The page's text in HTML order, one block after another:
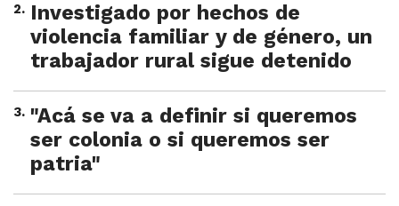
2. Investigado por hechos de
violencia familiar y de género, un
trabajador rural sigue detenido
3. "Acá se va a definir si queremos
ser colonia o si queremos ser
patria"